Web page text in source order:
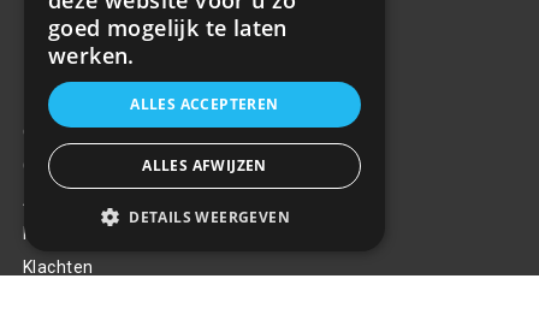
info@rrparts.nl
Klantenservice
Over ons
Contact
Algemene voorwaarden
Privacy Policy
Klachten
goed mogelijk te laten
werken.
ALLES ACCEPTEREN
ALLES AFWIJZEN
DETAILS WEERGEVEN